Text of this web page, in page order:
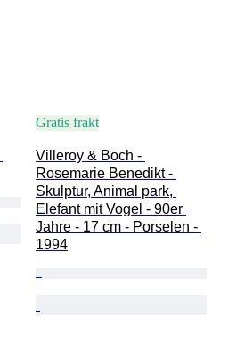
Gratis frakt
Villeroy & Boch -
Rosemarie Benedikt -
Skulptur, Animal park,
Elefant mit Vogel - 90er
Jahre - 17 cm - Porselen -
1994